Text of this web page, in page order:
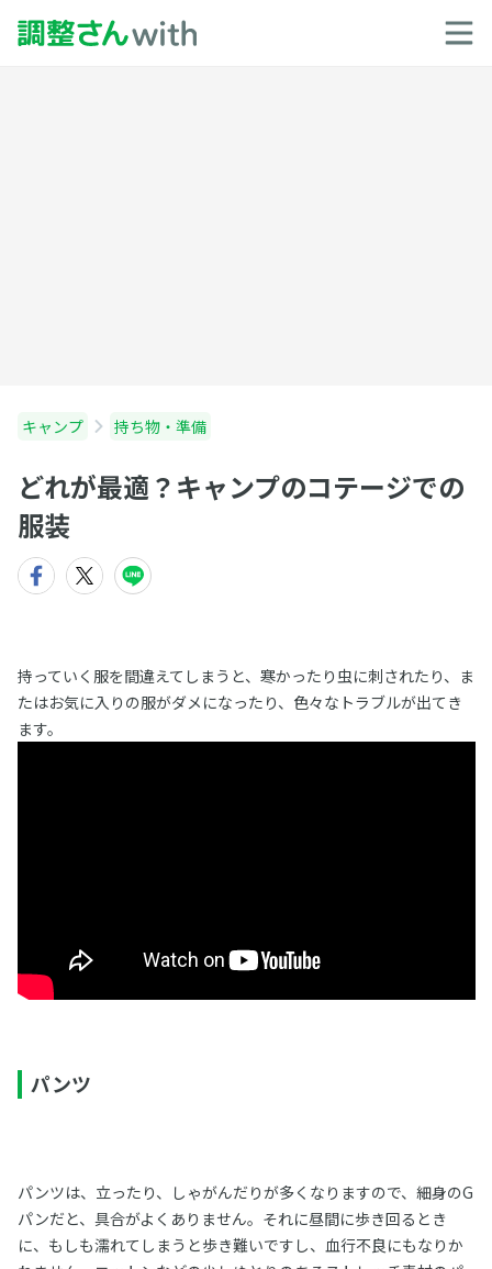
キャンプ 持ち物・準備
どれが最適？キャンプのコテージでの
服装
持っていく服を間違えてしまうと、寒かったり虫に刺されたり、ま
たはお気に入りの服がダメになったり、色々なトラブルが出てき
ます。
パンツ
パンツは、立ったり、しゃがんだりが多くなりますので、細身のG
パンだと、具合がよくありません。それに昼間に歩き回るとき
に、もしも濡れてしまうと歩き難いですし、血行不良にもなりか